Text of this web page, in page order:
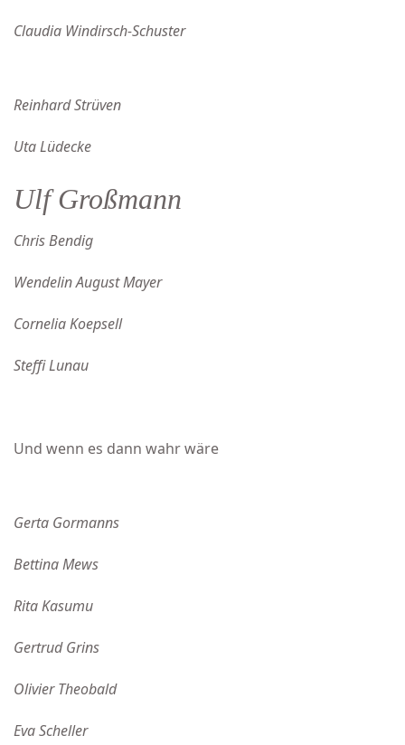
Claudia Windirsch-Schuster
Reinhard Strüven
Uta Lüdecke
Ulf Großmann
Chris Bendig
Wendelin August Mayer
Cornelia Koepsell
Steffi Lunau
Und wenn es dann wahr wäre
Gerta Gormanns
Bettina Mews
Rita Kasumu
Gertrud Grins
Olivier Theobald
Eva Scheller